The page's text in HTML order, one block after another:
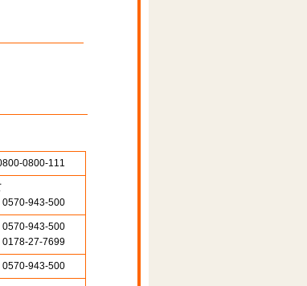
0800-111
0570-943-500
0570-943-500
0178-27-7699
0570-943-500